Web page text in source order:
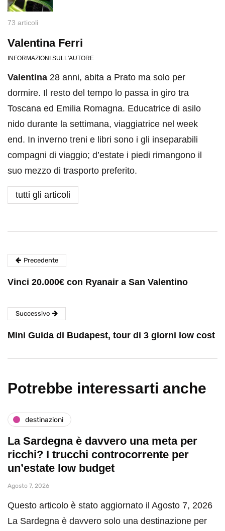
73 articoli
Valentina Ferri
INFORMAZIONI SULL'AUTORE
Valentina 28 anni, abita a Prato ma solo per
dormire. Il resto del tempo lo passa in giro tra
Toscana ed Emilia Romagna. Educatrice di asilo
nido durante la settimana, viaggiatrice nel week
end. In inverno treni e libri sono i gli inseparabili
compagni di viaggio; d’estate i piedi rimangono il
suo mezzo di trasporto preferito.
tutti gli articoli
Precedente
Vinci 20.000€ con Ryanair a San Valentino
Successivo
Mini Guida di Budapest, tour di 3 giorni low cost
Potrebbe interessarti anche
destinazioni
La Sardegna è davvero una meta per
ricchi? I trucchi controcorrente per
un’estate low budget
Agosto 7, 2026
Questo articolo è stato aggiornato il Agosto 7, 2026
La Sardegna è davvero solo una destinazione per